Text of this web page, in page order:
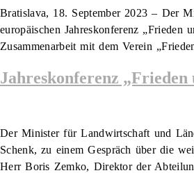
Bratislava, 18. September 2023 – Der
europäischen Jahreskonferenz
Zusammenarbeit mit dem Verein
Jahreskonferenz
Der Minister für Landwirtschaft und
Schenk, zu einem Gespräch über die
Herr Boris Zemko, Direktor der